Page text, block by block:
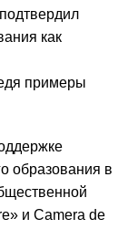
как
примеры
образования в
и Camera de